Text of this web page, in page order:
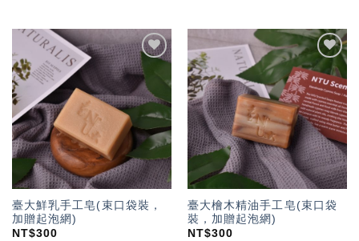
加入
「願
望輕
單」
臺大鮮乳手工皂(束口袋裝，
加贈起泡網)
NT$300
加入
「願
望輕
單」
臺大檜木精油手工皂(束口袋
裝，加贈起泡網)
NT$300